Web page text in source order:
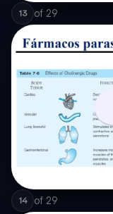
13 of 29
14 of 29